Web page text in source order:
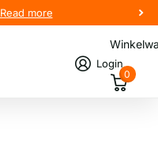
Read more
Login
0